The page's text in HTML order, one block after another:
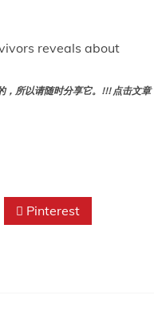
reveals about
，所以请随时分享它。!!! 点击文章
Pinterest